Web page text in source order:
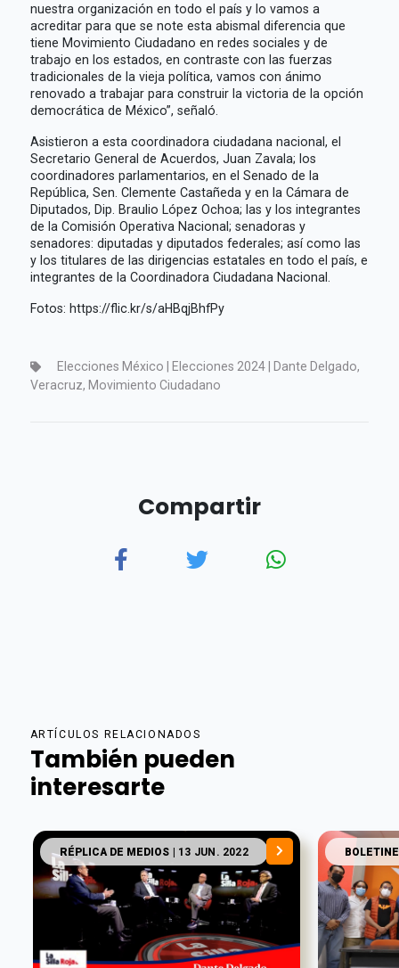
nuestra organización en todo el país y lo vamos a
acreditar para que se note esta abismal diferencia que
tiene Movimiento Ciudadano en redes sociales y de
trabajo en los estados, en contraste con las fuerzas
tradicionales de la vieja política, vamos con ánimo
renovado a trabajar para construir la victoria de la opción
democrática de México”, señaló.
Asistieron a esta coordinadora ciudadana nacional, el
Secretario General de Acuerdos, Juan Zavala; los
coordinadores parlamentarios, en el Senado de la
República, Sen. Clemente Castañeda y en la Cámara de
Diputados, Dip. Braulio López Ochoa; las y los integrantes
de la Comisión Operativa Nacional; senadoras y
senadores: diputadas y diputados federales; así como las
y los titulares de las dirigencias estatales en todo el país, e
integrantes de la Coordinadora Ciudadana Nacional.
Fotos: https://flic.kr/s/aHBqjBhfPy
Elecciones México | Elecciones 2024 | Dante Delgado,
Veracruz, Movimiento Ciudadano
Compartir
ARTÍCULOS RELACIONADOS
También pueden
interesarte
RÉPLICA DE MEDIOS | 13 JUN. 2022